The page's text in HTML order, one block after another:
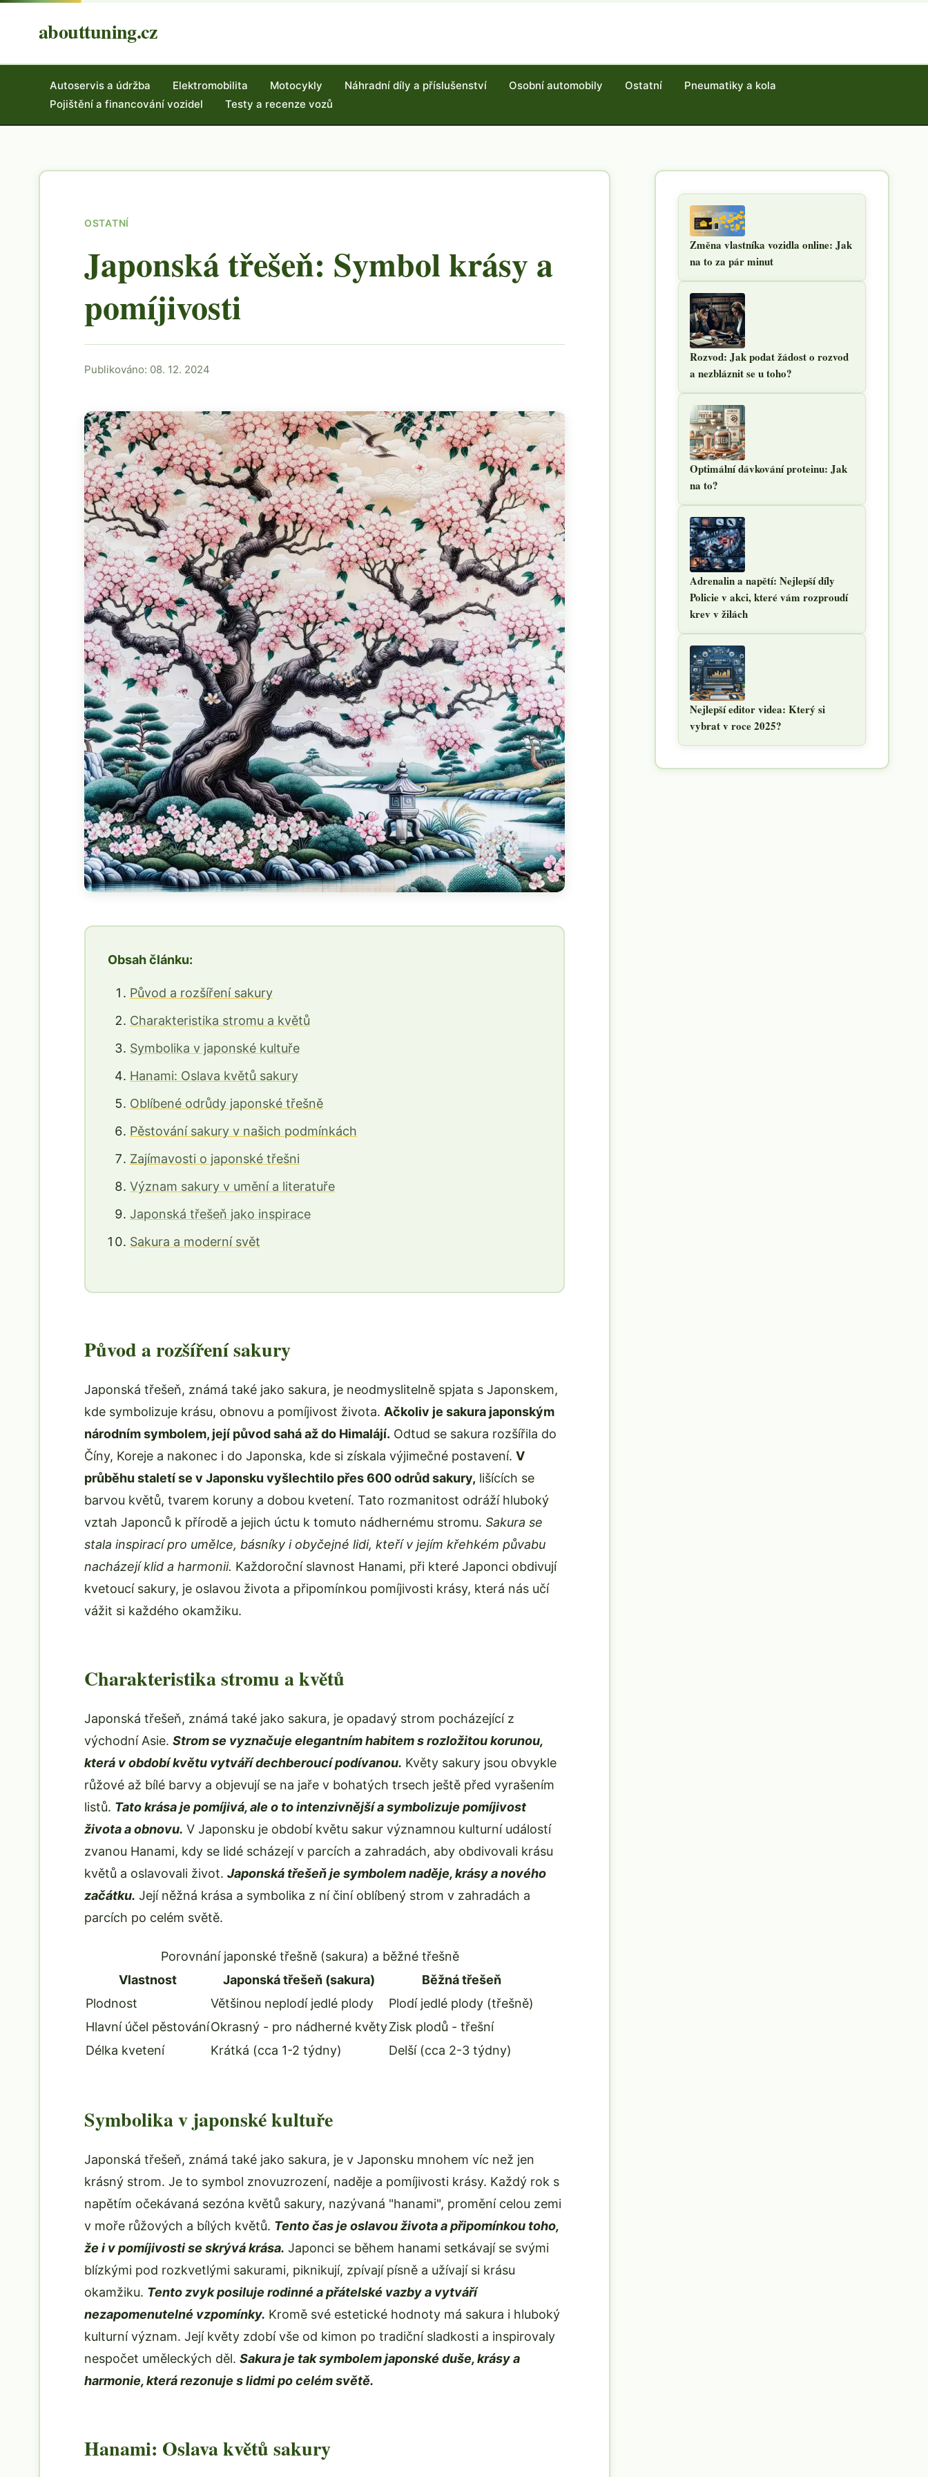
abouttuning.cz
Autoservis a údržba Elektromobilita Motocykly Náhradní díly a příslušenství Osobní automobily Ostatní
Pneumatiky a kola
Pojištění a financování vozidel
Testy a recenze vozů
OSTATNÍ
Japonská třešeň: Symbol krásy a
pomíjivosti
Publikováno: 08. 12. 2024
Obsah článku:
Původ a rozšíření sakury
Charakteristika stromu a květů
Symbolika v japonské kultuře
Hanami: Oslava květů sakury
Oblíbené odrůdy japonské třešně
Pěstování sakury v našich podmínkách
Zajímavosti o japonské třešni
Význam sakury v umění a literatuře
Japonská třešeň jako inspirace
Sakura a moderní svět
Původ a rozšíření sakury
Japonská třešeň, známá také jako sakura, je neodmyslitelně spjata s Japonskem,
kde symbolizuje krásu, obnovu a pomíjivost života. Ačkoliv je sakura japonským
národním symbolem, její původ sahá až do Himalájí. Odtud se sakura rozšířila do
Číny, Koreje a nakonec i do Japonska, kde si získala výjimečné postavení. V
průběhu staletí se v Japonsku vyšlechtilo přes 600 odrůd sakury, lišících se
barvou květů, tvarem koruny a dobou kvetení. Tato rozmanitost odráží hluboký
vztah Japonců k přírodě a jejich úctu k tomuto nádhernému stromu. Sakura se
stala inspirací pro umělce, básníky i obyčejné lidi, kteří v jejím křehkém půvabu
nacházejí klid a harmonii. Každoroční slavnost Hanami, při které Japonci obdivují
kvetoucí sakury, je oslavou života a připomínkou pomíjivosti krásy, která nás učí
vážit si každého okamžiku.
Charakteristika stromu a květů
Japonská třešeň, známá také jako sakura, je opadavý strom pocházející z
východní Asie. Strom se vyznačuje elegantním habitem s rozložitou korunou,
která v období květu vytváří dechberoucí podívanou. Květy sakury jsou obvykle
růžové až bílé barvy a objevují se na jaře v bohatých trsech ještě před vyrašením
listů. Tato krása je pomíjivá, ale o to intenzivnější a symbolizuje pomíjivost
života a obnovu. V Japonsku je období květu sakur významnou kulturní událostí
zvanou Hanami, kdy se lidé scházejí v parcích a zahradách, aby obdivovali krásu
květů a oslavovali život. Japonská třešeň je symbolem naděje, krásy a nového
začátku. Její něžná krása a symbolika z ní činí oblíbený strom v zahradách a
parcích po celém světě.
Porovnání japonské třešně (sakura) a běžné třešně
Vlastnost
Japonská třešeň (sakura)
Běžná třešeň
Plodnost
Většinou neplodí jedlé plody
Plodí jedlé plody (třešně)
Hlavní účel pěstováníOkrasný - pro nádherné květyZisk plodů - třešní
Délka kvetení
Krátká (cca 1-2 týdny) Delší (cca 2-3 týdny)
Symbolika v japonské kultuře
Japonská třešeň, známá také jako sakura, je v Japonsku mnohem víc než jen
krásný strom. Je to symbol znovuzrození, naděje a pomíjivosti krásy. Každý rok s
napětím očekávaná sezóna květů sakury, nazývaná "hanami", promění celou zemi
v moře růžových a bílých květů. Tento čas je oslavou života a připomínkou toho,
že i v pomíjivosti se skrývá krása. Japonci se během hanami setkávají se svými
blízkými pod rozkvetlými sakurami, piknikují, zpívají písně a užívají si krásu
okamžiku. Tento zvyk posiluje rodinné a přátelské vazby a vytváří
nezapomenutelné vzpomínky. Kromě své estetické hodnoty má sakura i hluboký
kulturní význam. Její květy zdobí vše od kimon po tradiční sladkosti a inspirovaly
nespočet uměleckých děl. Sakura je tak symbolem japonské duše, krásy a
harmonie, která rezonuje s lidmi po celém světě.
Hanami: Oslava květů sakury
Změna vlastníka vozidla online: Jak
na to za pár minut
Rozvod: Jak podat žádost o rozvod
a nezbláznit se u toho?
Optimální dávkování proteinu: Jak
na to?
Adrenalin a napětí: Nejlepší díly
Policie v akci, které vám rozproudí
krev v žilách
Nejlepší editor videa: Který si
vybrat v roce 2025?